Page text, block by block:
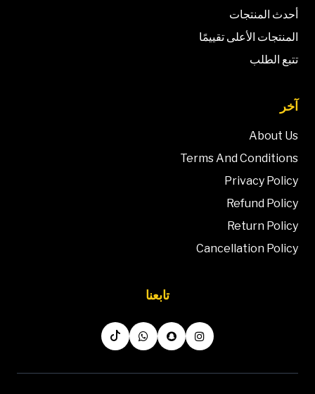
أحدث المنتجات
المنتجات الأعلى تقييمًا
تتبع الطلب
آخر
About Us
Terms And Conditions
Privacy Policy
Refund Policy
Return Policy
Cancellation Policy
تابعنا